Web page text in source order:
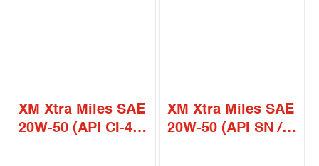
XM Xtra Miles SAE
20W-50 (API CI-4 /
XM Xtra Miles SAE
20W-50 (API SN /